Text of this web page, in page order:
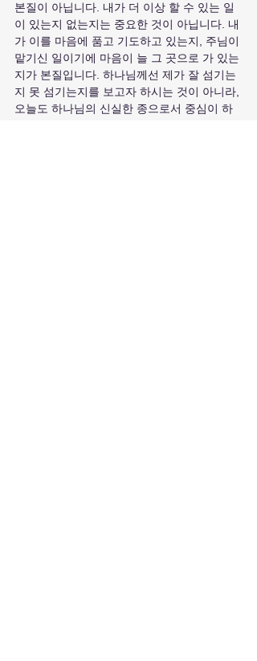
본질이 아닙니다. 내가 더 이상 할 수 있는 일
이 있는지 없는지는 중요한 것이 아닙니다. 내
가 이를 마음에 품고 기도하고 있는지, 주님이
맡기신 일이기에 마음이 늘 그 곳으로 가 있는
지가 본질입니다. 하나님께선 제가 잘 섬기는
지 못 섬기는지를 보고자 하시는 것이 아니라,
오늘도 하나님의 신실한 종으로서 중심이 하